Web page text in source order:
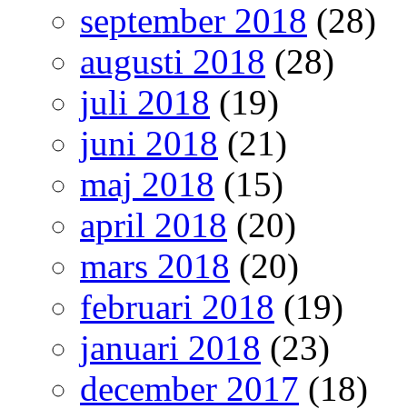
september 2018 (28)
augusti 2018 (28)
juli 2018 (19)
juni 2018 (21)
maj 2018 (15)
april 2018 (20)
mars 2018 (20)
februari 2018 (19)
januari 2018 (23)
december 2017 (18)